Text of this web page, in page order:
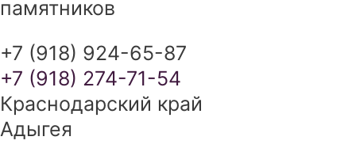
памятников
+7 (918) 924-65-87
+7 (918) 274-71-54
Краснодарский край
Адыгея